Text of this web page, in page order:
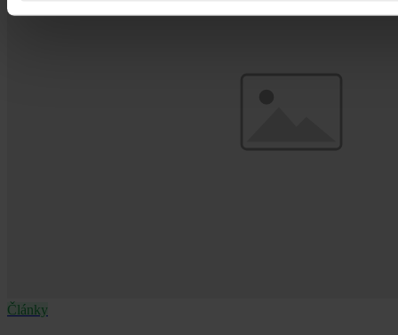
Články